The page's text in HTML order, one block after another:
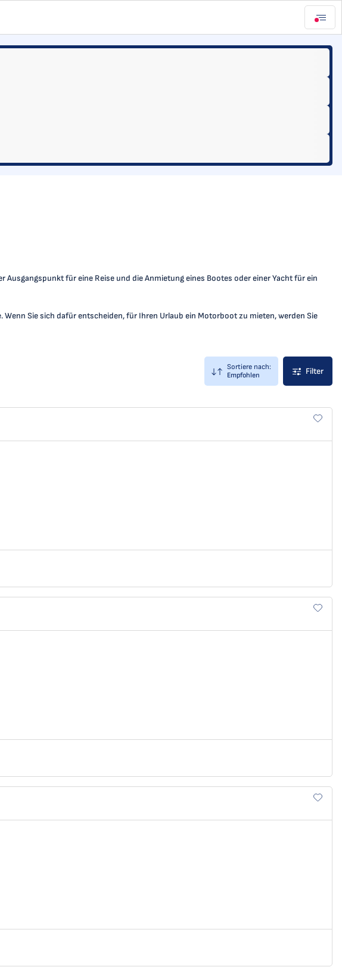
für eine Reise und die Anmietung eines Bootes oder einer Yacht für ein
Sie sich dafür entscheiden, für Ihren Urlaub ein Motorboot zu mieten, werden Sie
Sortiere nach:
Empfohlen
Filter